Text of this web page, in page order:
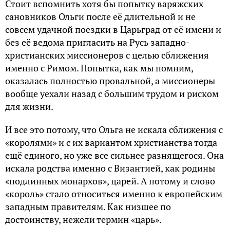
Стоит вспомнить хотя бы попытку варяжских
сановников Ольги после её длительной и не
совсем удачной поездки в Царьград от её имени и
без её ведома пригласить на Русь западно-
христианских миссионеров с целью сближения
именно с Римом. Попытка, как мы помним,
оказалась полностью провальной, а миссионеры
вообще уехали назад с большим трудом и риском
для жизни.
И все это потому, что Ольга не искала сближения с
«королями» и с их вариантом христианства тогда
ещё единого, но уже все сильнее разнящегося. Она
искала родства именно с Византией, как родины
«подлинных монархов», царей. А потому и слово
«король» стало относиться именно к европейским
западным правителям. Как низшее по
достоинству, нежели термин «царь».